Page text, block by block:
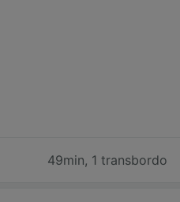
49min, 1 transbordo